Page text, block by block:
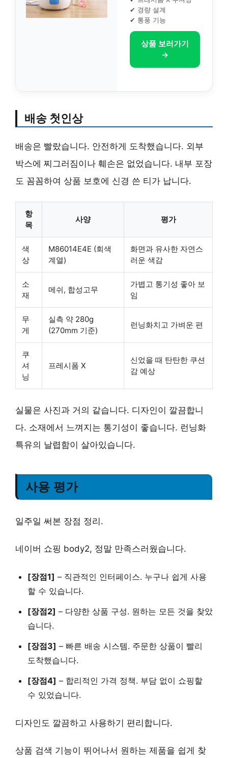
✔ 경량 설계
✔ 통풍 기능
상품 보러가기
→
배송 첫인상
배송은 빨랐습니다. 안전하게 도착했습니다. 외부
박스에 찌그러짐이나 훼손은 없었습니다. 내부 포장
도 꼼꼼하여 상품 보호에 신경 쓴 티가 납니다.
항
목
사양 평가
색
상
M86014E4E (회색
계열)
화면과 유사한 자연스
러운 색감
소
재
메쉬, 합성고무
가볍고 통기성 좋아 보
임
무
게
실측 약 280g
(270mm 기준)
런닝화치고 가벼운 편
쿠
셔
닝
프레시폼 X
신었을 때 탄탄한 쿠션
감 예상
실물은 사진과 거의 같습니다. 디자인이 깔끔합니
다. 소재에서 느껴지는 통기성이 좋습니다. 런닝화
특유의 날렵함이 살아있습니다.
사용 평가
일주일 써본 장점 정리.
네이버 쇼핑 body2, 정말 만족스러웠습니다.
[장점1] – 직관적인 인터페이스. 누구나 쉽게 사용
할 수 있습니다.
[장점2] – 다양한 상품 구성. 원하는 모든 것을 찾았
습니다.
[장점3] – 빠른 배송 시스템. 주문한 상품이 빨리
도착했습니다.
[장점4] – 합리적인 가격 정책. 부담 없이 쇼핑할
수 있었습니다.
디자인도 깔끔하고 사용하기 편리합니다.
상품 검색 기능이 뛰어나서 원하는 제품을 쉽게 찾